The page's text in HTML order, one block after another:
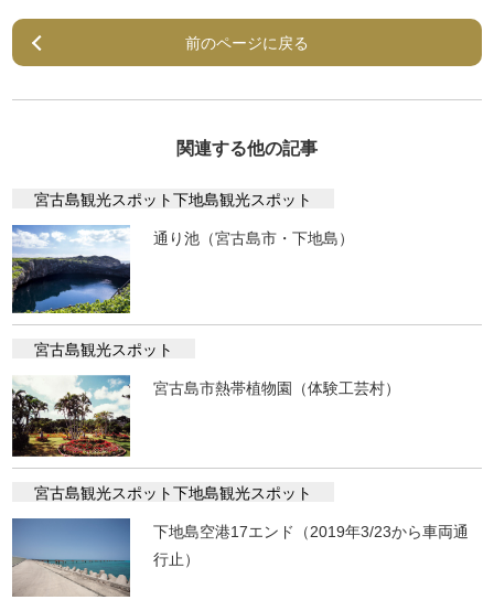
前のページに戻る
関連する他の記事
宮古島観光スポット下地島観光スポット
通り池（宮古島市・下地島）
宮古島観光スポット
宮古島市熱帯植物園（体験工芸村）
宮古島観光スポット下地島観光スポット
下地島空港17エンド（2019年3/23から車両通
行止）